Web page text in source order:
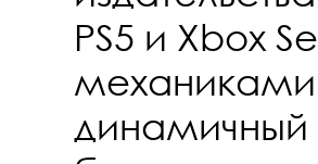
PS5 и Xbox
механиками
динамичный